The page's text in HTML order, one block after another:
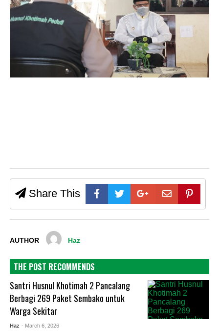
Share This
AUTHOR Haz
THE POST RECOMMENDS
Santri Husnul Khotimah 2 Pancalang
Berbagi 269 Paket Sembako untuk
Warga Sekitar
Haz - March 6, 2026